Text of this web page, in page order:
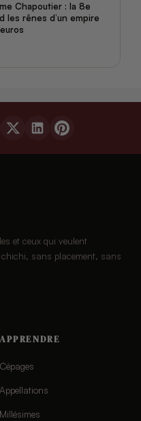
Chapoutier : la 8e
les rênes d’un empire
et ceux qui veulent
sans placement, sans
APPRENDRE
Cépages
Appellations
Millésimes